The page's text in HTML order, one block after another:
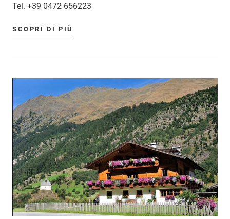
Tel. +39 0472 656223
SCOPRI DI PIÙ